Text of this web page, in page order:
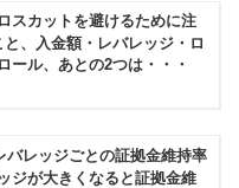
スカットを避けるために注
、入金額・レバレッジ・ロ
ール、あとの2つは・・・
バレッジごとの証拠金維持率
ジが大きくなると証拠金維